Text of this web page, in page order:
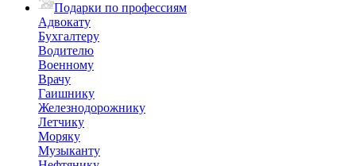
Подарки по профессиям
Адвокату
Бухгалтеру
Водителю
Военному
Врачу
Гаишнику
Железнодорожнику
Летчику
Моряку
Музыканту